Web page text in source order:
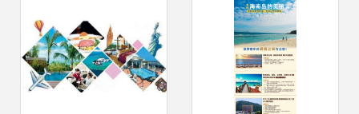
选 杆